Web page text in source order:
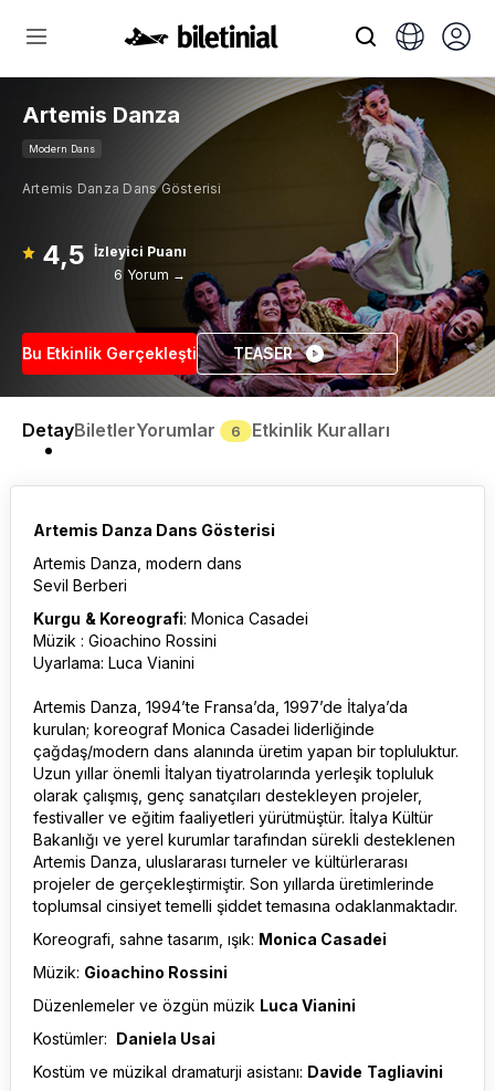
Artemis Danza
Modern Dans
Artemis Danza Dans Gösterisi
4,5 İzleyici Puanı
6 Yorum →
Bu Etkinlik Gerçekleşti TEASER
DetayBiletlerYorumlar 6 Etkinlik Kuralları
Artemis Danza Dans Gösterisi
Artemis Danza, modern dans
Sevil Berberi
Kurgu & Koreografi: Monica Casadei
Müzik : Gioachino Rossini
Uyarlama: Luca Vianini
Artemis Danza, 1994’te Fransa’da, 1997’de İtalya’da
kurulan; koreograf Monica Casadei liderliğinde
çağdaş/modern dans alanında üretim yapan bir topluluktur.
Uzun yıllar önemli İtalyan tiyatrolarında yerleşik topluluk
olarak çalışmış, genç sanatçıları destekleyen projeler,
festivaller ve eğitim faaliyetleri yürütmüştür. İtalya Kültür
Bakanlığı ve yerel kurumlar tarafından sürekli desteklenen
Artemis Danza, uluslararası turneler ve kültürlerarası
projeler de gerçekleştirmiştir. Son yıllarda üretimlerinde
toplumsal cinsiyet temelli şiddet temasına odaklanmaktadır.
Koreografi, sahne tasarım, ışık: Monica Casadei
Müzik: Gioachino Rossini
Düzenlemeler ve özgün müzik Luca Vianini
Kostümler: Daniela Usai
Kostüm ve müzikal dramaturji asistanı: Davide Tagliavini